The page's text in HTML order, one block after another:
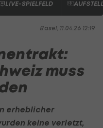
LIVE-SPIELFELD
Basel, 11.04.26 12:19
muss
erheblicher
keine verletzt,